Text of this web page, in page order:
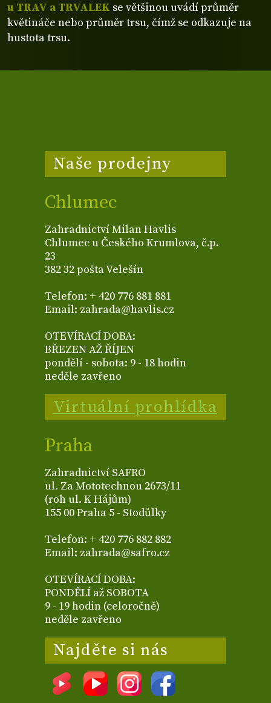
u TRAV a TRVALEK se většinou uvádí průměr
květináče nebo průměr trsu, čímž se odkazuje na
hustota trsu.
Naše prodejny
Chlumec
Zahradnictví Milan Havlis
Chlumec u Českého Krumlova, č.p.
23
382 32 pošta Velešín
Telefon: + 420 776 881 881
Email: zahrada@havlis.cz
OTEVÍRACÍ DOBA:
BŘEZEN AŽ ŘÍJEN
pondělí - sobota: 9 - 18 hodin
neděle zavřeno
Virtuální prohlídka
Praha
Zahradnictví SAFRO
ul. Za Mototechnou 2673/11
(roh ul. K Hájům)
155 00 Praha 5 - Stodůlky
Telefon: + 420 776 882 882
Email: zahrada@safro.cz
OTEVÍRACÍ DOBA:
PONDĚLÍ až SOBOTA
9 - 19 hodin (celoročně)
neděle zavřeno
Najděte si nás